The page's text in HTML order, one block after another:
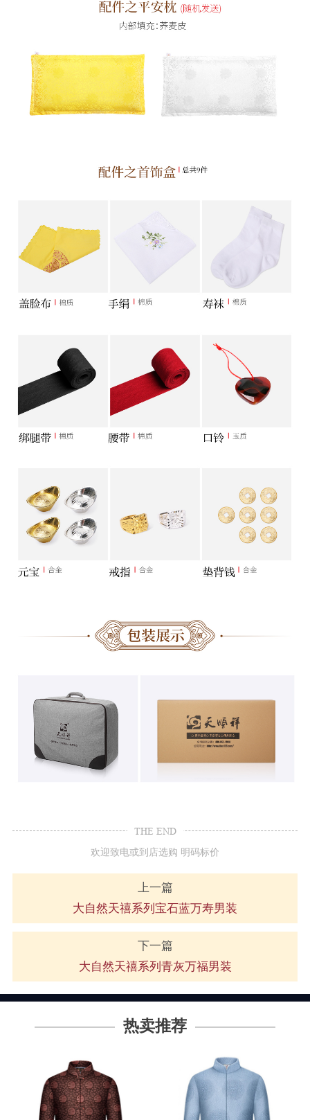
热卖推荐
THE END
欢迎致电或到店选购 明码标价
上一篇
大自然天禧系列宝石蓝万寿男装
下一篇
大自然天禧系列青灰万福男装